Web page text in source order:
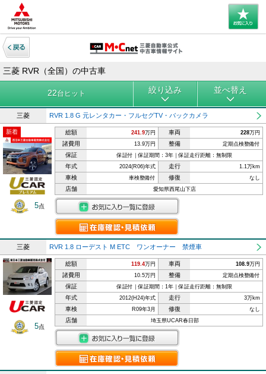
三菱 RVR（全国）の中古車
22台ヒット 絞り込み 並べ替え
三菱 RVR 1.8 G 元レンタカー・フルセグTV・バックカメラ
新着
5点
総額 241.9万円 車両 228万円
諸費用 13.9万円 整備 定期点検整備付
保証 保証付｜保証期間：3年｜保証走行距離：無制限
年式 2024(R06)年式 走行 1.1万km
車検 車検整備付 修復 なし
店舗 愛知県西尾山下店
三菱 RVR 1.8 ローデスト M ETC ワンオーナー 禁煙車
5点
総額 119.4万円 車両 108.9万円
諸費用 10.5万円 整備 定期点検整備付
保証 保証付｜保証期間：1年｜保証走行距離：無制限
年式 2012(H24)年式 走行 3万km
車検 R09年3月 修復 なし
店舗 埼玉県UCAR春日部